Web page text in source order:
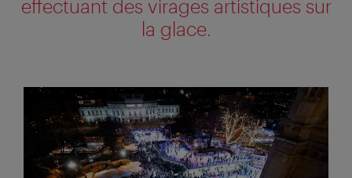
effectuant des virages artistiques sur
la glace.